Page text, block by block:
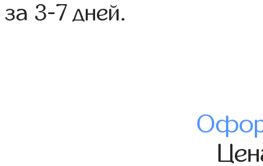
за 3-7 дней.